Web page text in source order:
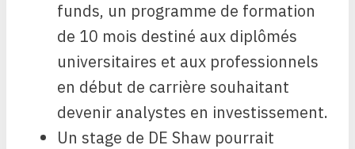
funds, un programme de formation
de 10 mois destiné aux diplômés
universitaires et aux professionnels
en début de carrière souhaitant
devenir analystes en investissement.
Un stage de DE Shaw pourrait